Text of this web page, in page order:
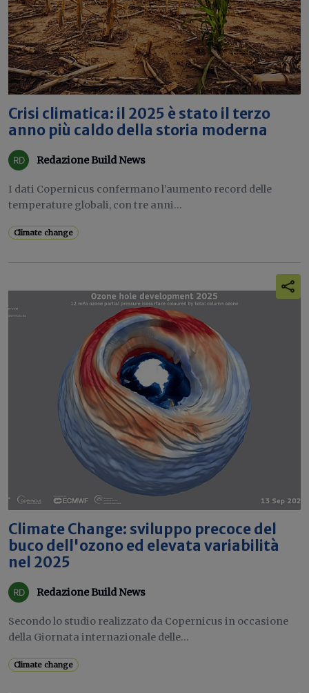
Crisi climatica: il 2025 è stato il terzo
anno più caldo della storia moderna
Redazione Build News
I dati Copernicus confermano l’aumento record delle
temperature globali, con tre anni...
Climate change
Climate Change: sviluppo precoce del
buco dell'ozono ed elevata variabilità
nel 2025
Redazione Build News
Secondo lo studio realizzato da Copernicus in occasione
della Giornata internazionale delle...
Climate change